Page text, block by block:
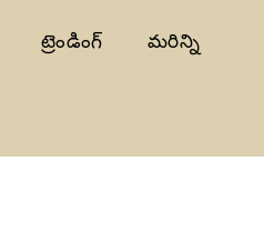
ట్రెండింగ్ మరిన్ని